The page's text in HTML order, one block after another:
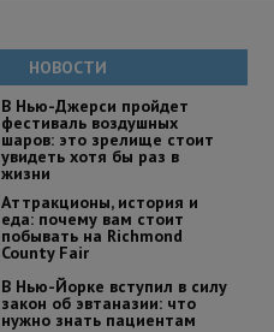
НОВОСТИ
В Нью-Джерси пройдет
фестиваль воздушных
шаров: это зрелище стоит
увидеть хотя бы раз в
жизни
Аттракционы, история и
еда: почему вам стоит
побывать на Richmond
County Fair
В Нью-Йорке вступил в силу
закон об эвтаназии: что
нужно знать пациентам